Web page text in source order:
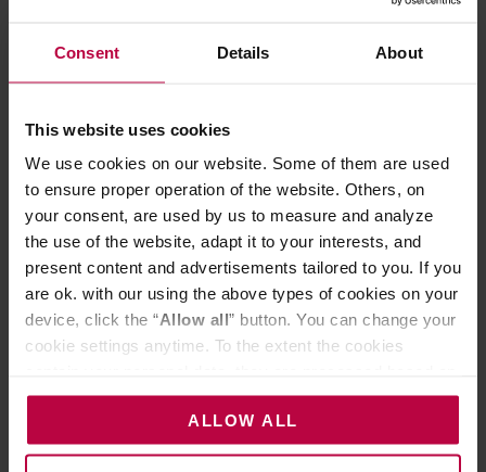
Consent Details About
This website uses cookies
We use cookies on our website. Some of them are used
to ensure proper operation of the website. Others, on
your consent, are used by us to measure and analyze
the use of the website, adapt it to your interests, and
present content and advertisements tailored to you. If you
are ok. with our using the above types of cookies on your
device, click the “Allow all” button. You can change your
cookie settings anytime. To the extent the cookies
the controller’s (namely, ALL GOOD S.A., ul.
Mazowiecka 24I/U9, 78-100 Kołobrzeg) or third parties’
legitimate interests which are to ensure a high quality of
ALLOW ALL
KAWIARNIA SPECIALITY
2 SIERPNIA 2019
Jak stać się kawiarnią less waste?
Prowadzisz kawiarnię, a hasło less waste znaczy dla Ciebie coś
więcej niż chwilowy trend? Spróbuj…
CZYTAJ DALEJ